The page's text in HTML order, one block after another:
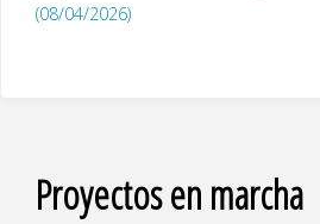
(08/04/2026)
Proyectos en marcha